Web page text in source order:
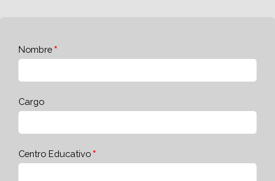
Nombre
Cargo
Centro Educativo